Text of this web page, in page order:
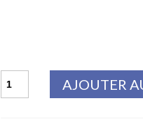
de
AJOUTER